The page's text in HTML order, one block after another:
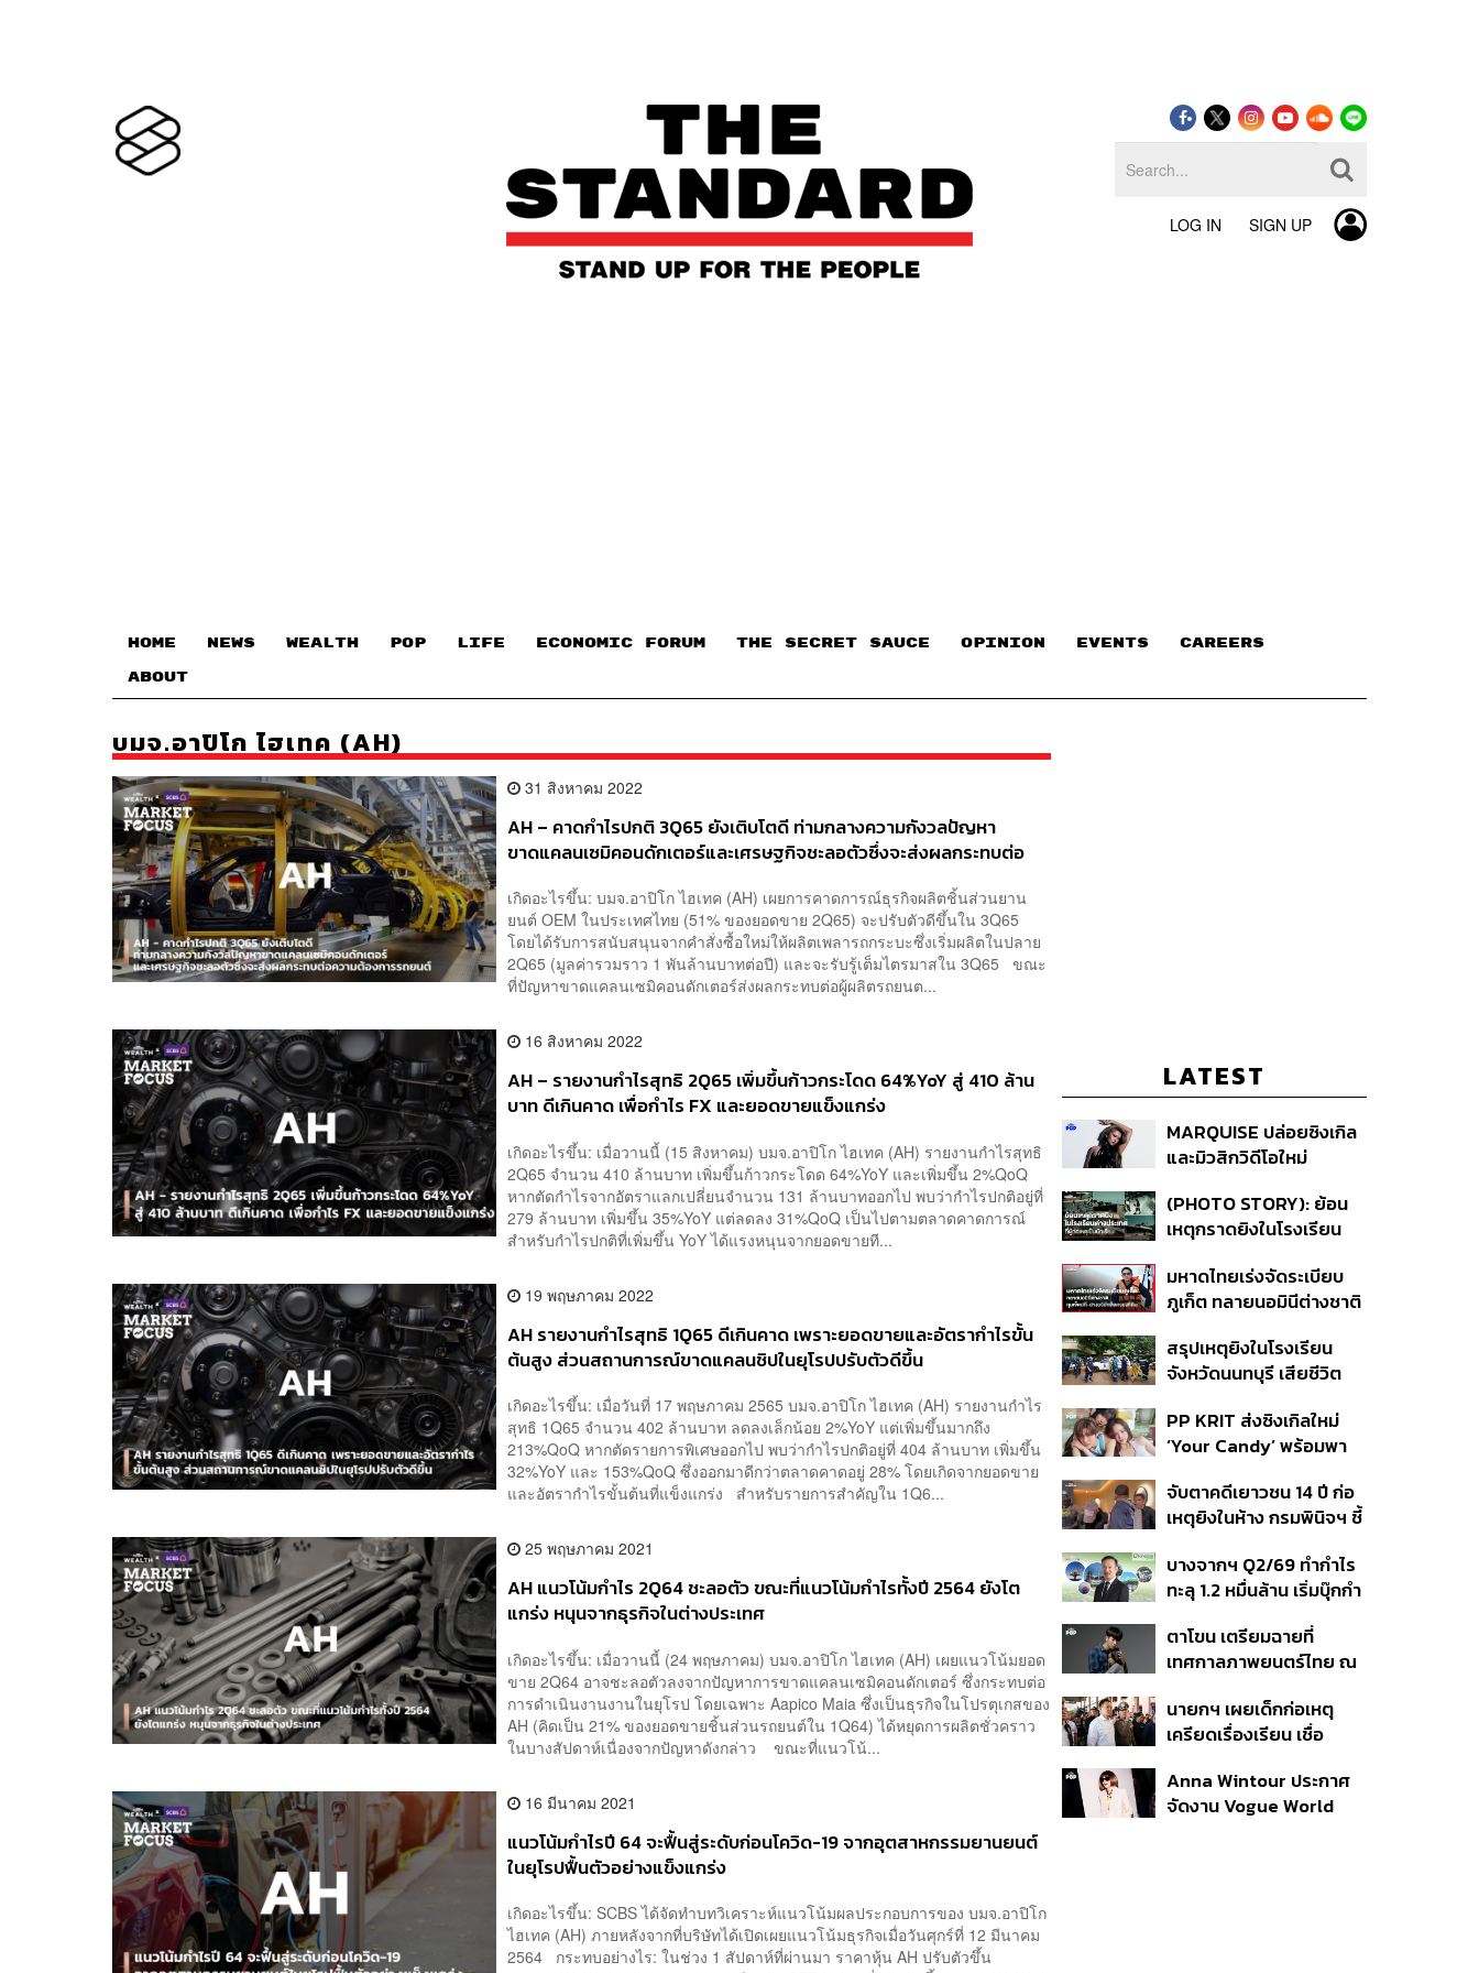
LOG IN SIGN UP
HOME NEWS WEALTH POP LIFE ECONOMIC FORUM THE SECRET SAUCE​ OPINION EVENTS CAREERS
ABOUT
บมจ.อาปิโก ไฮเทค (AH)
31 สิงหาคม 2022
AH – คาดกำไรปกติ 3Q65 ยังเติบโตดี ท่ามกลางความกังวลปัญหา
ขาดแคลนเซมิคอนดักเตอร์และเศรษฐกิจชะลอตัวซึ่งจะส่งผลกระทบต่อ
เกิดอะไรขึ้น: บมจ.อาปิโก ไฮเทค (AH) เผยการคาดการณ์ธุรกิจผลิตชิ้นส่วนยาน
ยนต์ OEM ในประเทศไทย (51% ของยอดขาย 2Q65) จะปรับตัวดีขึ้นใน 3Q65
โดยได้รับการสนับสนุนจากคำสั่งซื้อใหม่ให้ผลิตเพลารถกระบะซึ่งเริ่มผลิตในปลาย
2Q65 (มูลค่ารวมราว 1 พันล้านบาทต่อปี) และจะรับรู้เต็มไตรมาสใน 3Q65 ขณะ
ที่ปัญหาขาดแคลนเซมิคอนดักเตอร์ส่งผลกระทบต่อผู้ผลิตรถยนต...
16 สิงหาคม 2022
AH – รายงานกำไรสุทธิ 2Q65 เพิ่มขึ้นก้าวกระโดด 64%YoY สู่ 410 ล้าน
บาท ดีเกินคาด เพื่อกำไร FX และยอดขายแข็งแกร่ง
เกิดอะไรขึ้น: เมื่อวานนี้ (15 สิงหาคม) บมจ.อาปิโก ไฮเทค (AH) รายงานกำไรสุทธิ
2Q65 จำนวน 410 ล้านบาท เพิ่มขึ้นก้าวกระโดด 64%YoY และเพิ่มขึ้น 2%QoQ
หากตัดกำไรจากอัตราแลกเปลี่ยนจำนวน 131 ล้านบาทออกไป พบว่ากำไรปกติอยู่ที่
279 ล้านบาท เพิ่มขึ้น 35%YoY แต่ลดลง 31%QoQ เป็นไปตามตลาดคาดการณ์
สำหรับกำไรปกติที่เพิ่มขึ้น YoY ได้แรงหนุนจากยอดขายที...
19 พฤษภาคม 2022
AH รายงานกำไรสุทธิ 1Q65 ดีเกินคาด เพราะยอดขายและอัตรากำไรขั้น
ต้นสูง ส่วนสถานการณ์ขาดแคลนชิปในยุโรปปรับตัวดีขึ้น
เกิดอะไรขึ้น: เมื่อวันที่ 17 พฤษภาคม 2565 บมจ.อาปิโก ไฮเทค (AH) รายงานกำไร
สุทธิ 1Q65 จำนวน 402 ล้านบาท ลดลงเล็กน้อย 2%YoY แต่เพิ่มขึ้นมากถึง
213%QoQ หากตัดรายการพิเศษออกไป พบว่ากำไรปกติอยู่ที่ 404 ล้านบาท เพิ่มขึ้น
32%YoY และ 153%QoQ ซึ่งออกมาดีกว่าตลาดคาดอยู่ 28% โดยเกิดจากยอดขาย
และอัตรากำไรขั้นต้นที่แข็งแกร่ง สำหรับรายการสำคัญใน 1Q6...
25 พฤษภาคม 2021
AH แนวโน้มกำไร 2Q64 ชะลอตัว ขณะที่แนวโน้มกำไรทั้งปี 2564 ยังโต
แกร่ง หนุนจากธุรกิจในต่างประเทศ
เกิดอะไรขึ้น: เมื่อวานนี้ (24 พฤษภาคม) บมจ.อาปิโก ไฮเทค (AH) เผยแนวโน้มยอด
ขาย 2Q64 อาจชะลอตัวลงจากปัญหาการขาดแคลนเซมิคอนดักเตอร์ ซึ่งกระทบต่อ
การดำเนินงานงานในยุโรป โดยเฉพาะ Aapico Maia ซึ่งเป็นธุรกิจในโปรตุเกสของ
AH (คิดเป็น 21% ของยอดขายชิ้นส่วนรถยนต์ใน 1Q64) ได้หยุดการผลิตชั่วคราว
ในบางสัปดาห์เนื่องจากปัญหาดังกล่าว ขณะที่แนวโน้...
16 มีนาคม 2021
แนวโน้มกำไรปี 64 จะฟื้นสู่ระดับก่อนโควิด-19 จากอุตสาหกรรมยานยนต์
ในยุโรปฟื้นตัวอย่างแข็งแกร่ง
เกิดอะไรขึ้น: SCBS ได้จัดทำบทวิเคราะห์แนวโน้มผลประกอบการของ บมจ.อาปิโก
ไฮเทค (AH) ภายหลังจากที่บริษัทได้เปิดเผยแนวโน้มธุรกิจเมื่อวันศุกร์ที่ 12 มีนาคม
2564 กระทบอย่างไร: ในช่วง 1 สัปดาห์ที่ผ่านมา ราคาหุ้น AH ปรับตัวขึ้น
LATEST
MARQUISE ปล่อยซิงเกิล
และมิวสิกวิดีโอใหม่
สัมพันธ์สุด Toxic
(PHOTO STORY): ย้อน
เหตุกราดยิงในโรงเรียน
นักเรียน
มหาดไทยเร่งจัดระเบียบ
ภูเก็ต ทลายนอมินีต่างชาติ
ที่ดิน เคลียร์ใบอนุญาต
โรงแรมค้าง 7 ปี
สรุปเหตุยิงในโรงเรียน
จังหวัดนนทบุรี เสียชีวิต
ปมค้นประวัติคดีกราดยิงที่
สหรัฐฯ
PP KRIT ส่งซิงเกิลใหม่
‘Your Candy’ พร้อมพา
สิกวิดีโอ
จับตาคดีเยาวชน 14 ปี ก่อ
เหตุยิงในห้าง กรมพินิจฯ ชี้
เนื่อง ประเมินปล่อยตัว
บางจากฯ Q2/69 ทำกำไร
ทะลุ 1.2 หมื่นล้าน เริ่มบุ๊กกำ
แรก หนุนรายได้ครึ่งปีทะลุ
3.2 แสนล้าน
ตาโขน เตรียมฉายที่
เทศกาลภาพยนตร์ไทย ณ
นายกฯ เผยเด็กก่อเหตุ
เครียดเรื่องเรียน เชื่อ
กระสุนอีกกว่า 30 นัด หาก
ไม่จบชีวิตตัวเองอาจสูญ
Anna Wintour ประกาศ
จัดงาน Vogue World